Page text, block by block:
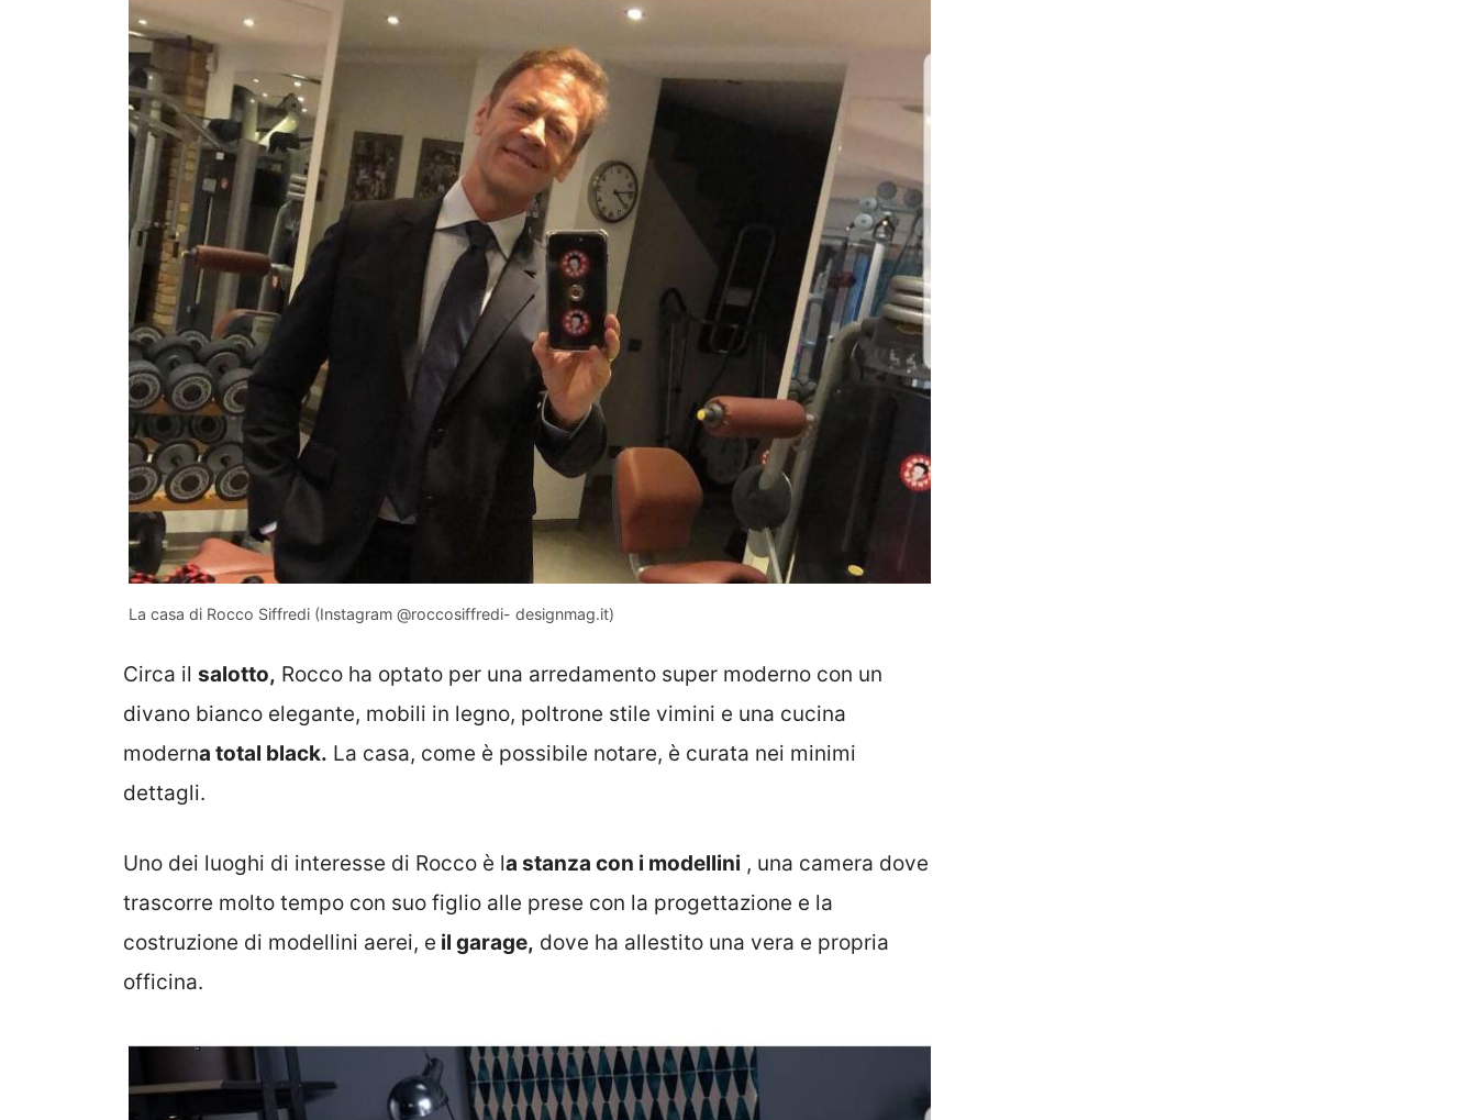
La casa di Rocco Siffredi (Instagram @roccosiffredi- designmag.it)
Circa il salotto, Rocco ha optato per una arredamento super moderno con un
divano bianco elegante, mobili in legno, poltrone stile vimini e una cucina
moderna total black. La casa, come è possibile notare, è curata nei minimi
dettagli.
Uno dei luoghi di interesse di Rocco è la stanza con i modellini , una camera dove
trascorre molto tempo con suo figlio alle prese con la progettazione e la
costruzione di modellini aerei, e il garage, dove ha allestito una vera e propria
officina.